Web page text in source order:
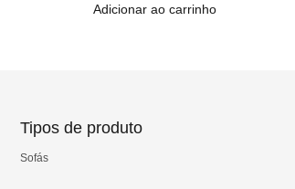
Adicionar ao carrinho
Tipos de produto
Sofás